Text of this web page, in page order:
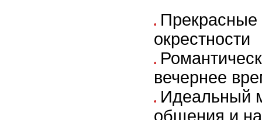
Прекрасные
окрестности
вечернее
Идеальный
общения и